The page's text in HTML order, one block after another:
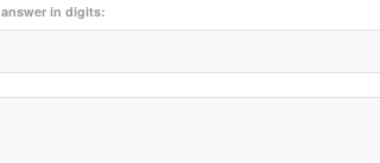
answer in digits: